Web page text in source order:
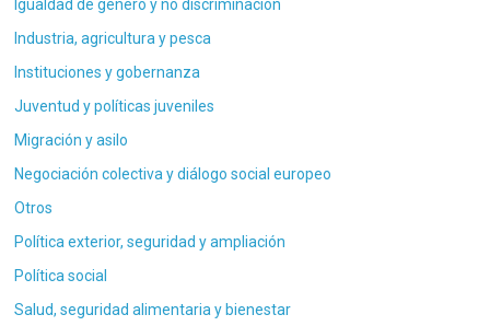
Igualdad de género y no discriminación
Industria, agricultura y pesca
Instituciones y gobernanza
Juventud y políticas juveniles
Migración y asilo
Negociación colectiva y diálogo social europeo
Otros
Política exterior, seguridad y ampliación
Política social
Salud, seguridad alimentaria y bienestar